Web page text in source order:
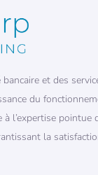
et des
du
l’expertise pointue
la